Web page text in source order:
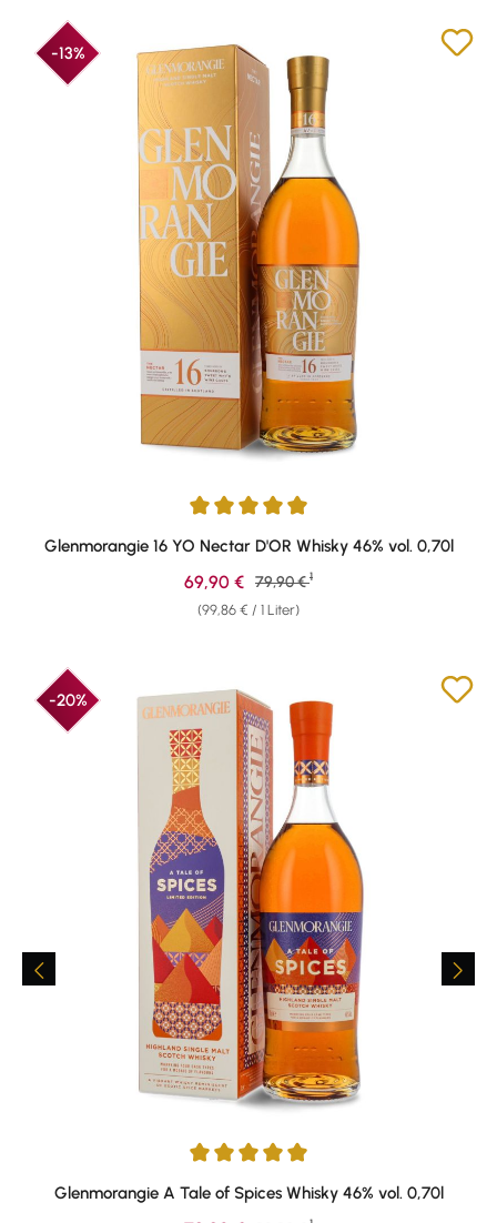
-13%
Durchschnittliche Bewertung von 4.89 von 5 Sternen
Glenmorangie 16 YO Nectar D'OR Whisky 46% vol. 0,70l
(99,86 € / 1 Liter)
Verkaufspreis:
69,90 € Regulärer Preis:
79,90 € 1
-20%
Durchschnittliche Bewertung von 5 von 5 Sternen
Glenmorangie A Tale of Spices Whisky 46% vol. 0,70l